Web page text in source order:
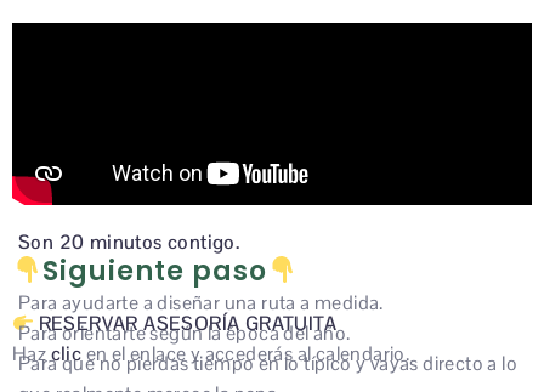
Son 20 minutos contigo.
Para ayudarte a diseñar una ruta a medida.
Para orientarte según la época del año.
Para que no pierdas tiempo en lo típico y vayas directo a lo
Siguiente paso
RESERVAR ASESORÍA GRATUITA
Hazclicen el enlace y accederás al calendario.